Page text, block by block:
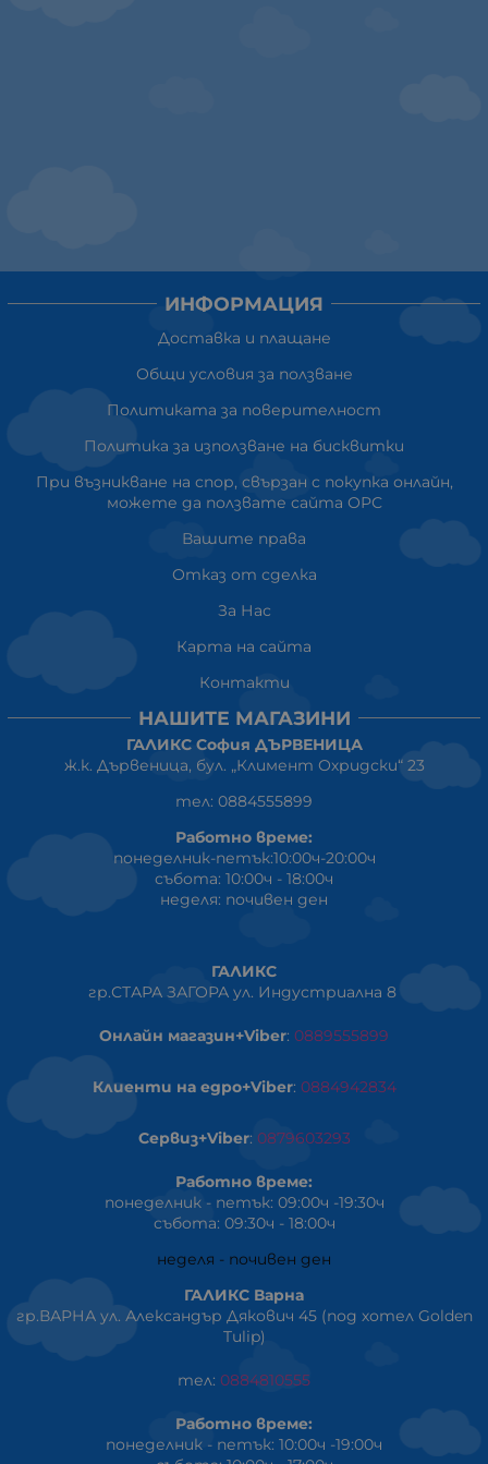
ИНФОРМАЦИЯ
Доставка и плащане
Общи условия за ползване
Политиката за поверителност
Политика за използване на бисквитки
При възникване на спор, свързан с покупка онлайн,
можете да ползвате сайта ОРС
Вашите права
Отказ от сделка
За Нас
Карта на сайта
Контакти
НАШИТЕ МАГАЗИНИ
ГАЛИКС София ДЪРВЕНИЦА
ж.к. Дървеница, бул. „Климент Охридски“ 23
тел: 0884555899
Работно време:
понеделник-петък:10:00ч-20:00ч
събота: 10:00ч - 18:00ч
неделя: почивен ден
ГАЛИКС
гр.СТАРА ЗАГОРА ул. Индустриална 8
Онлайн магазин+Viber: 0889555899
Клиенти на едро+Viber: 0884942834
Сервиз+Viber: 0879603293
Работно време:
понеделник - петък: 09:00ч -19:30ч
събота: 09:30ч - 18:00ч
неделя - почивен ден
ГАЛИКС Варна
гр.ВАРНА ул. Александър Дякович 45 (под хотел Golden
Tulip)
тел: 0884810555
Работно време:
понеделник - петък: 10:00ч -19:00ч